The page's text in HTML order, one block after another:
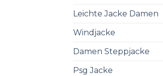
Leichte Jacke Damen
Windjacke
Damen Steppjacke
Psg Jacke